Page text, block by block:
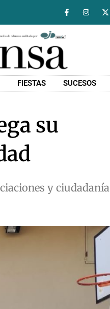
FIESTAS SUCESOS
su
y ciudadanía